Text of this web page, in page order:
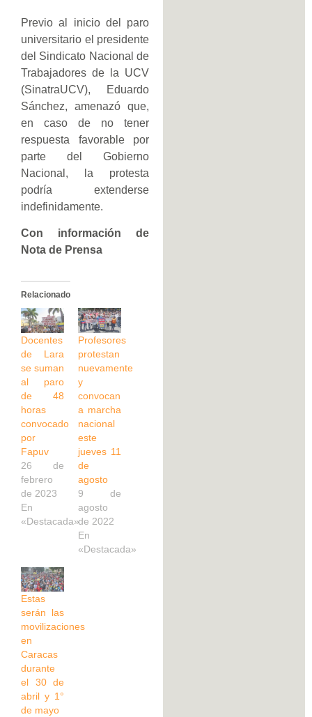
Previo al inicio del paro
universitario el presidente
del Sindicato Nacional de
Trabajadores de la UCV
(SinatraUCV), Eduardo
Sánchez, amenazó que,
en caso de no tener
respuesta favorable por
parte del Gobierno
Nacional, la protesta
podría extenderse
indefinidamente.
Con información de
Nota de Prensa
Relacionado
Docentes
de Lara
se suman
al paro
de 48
horas
convocado
por
Fapuv
26 de
febrero
de 2023
En
«Destacada»
Profesores
protestan
nuevamente
y
convocan
a marcha
nacional
este
jueves 11
de
agosto
9 de
agosto
de 2022
En
«Destacada»
Estas
serán las
movilizaciones
en
Caracas
durante
el 30 de
abril y 1°
de mayo